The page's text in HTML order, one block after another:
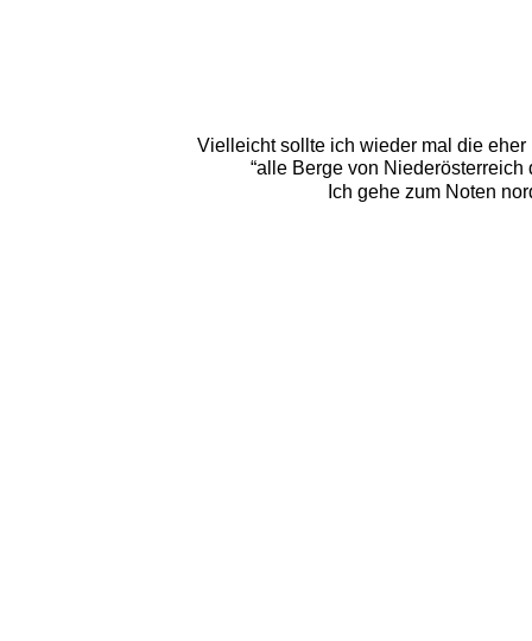
Vielleicht sollte ich wieder mal die
“alle Berge von
Ich gehe zum Noten